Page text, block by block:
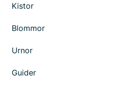
Kistor
Blommor
Urnor
Guider